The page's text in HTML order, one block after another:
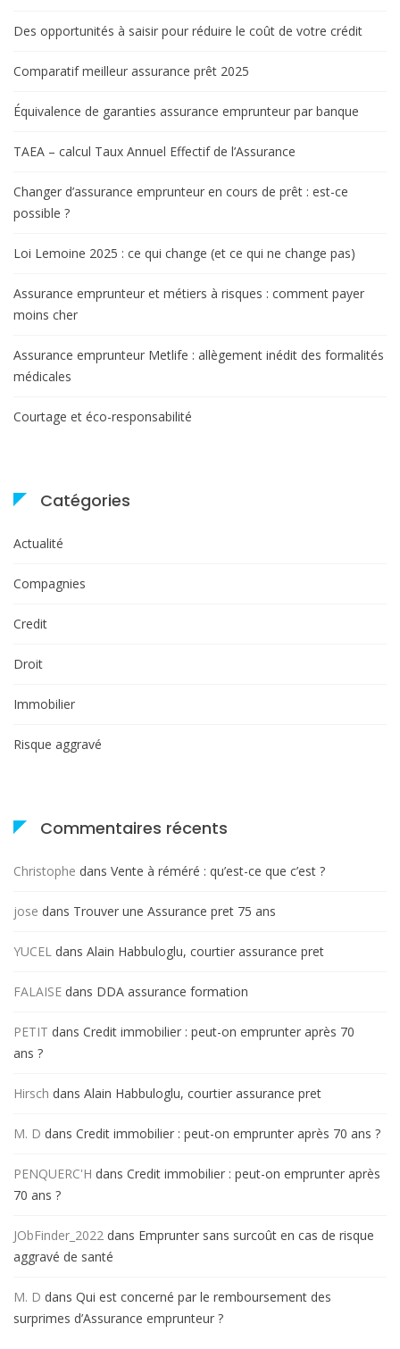
Des opportunités à saisir pour réduire le coût de votre crédit
Comparatif meilleur assurance prêt 2025
Équivalence de garanties assurance emprunteur par banque
TAEA – calcul Taux Annuel Effectif de l’Assurance
Changer d’assurance emprunteur en cours de prêt : est-ce
possible ?
Loi Lemoine 2025 : ce qui change (et ce qui ne change pas)
Assurance emprunteur et métiers à risques : comment payer
moins cher
Assurance emprunteur Metlife : allègement inédit des formalités
médicales
Courtage et éco-responsabilité
Catégories
Actualité
Compagnies
Credit
Droit
Immobilier
Risque aggravé
Commentaires récents
Christophe dans Vente à réméré : qu’est-ce que c’est ?
jose dans Trouver une Assurance pret 75 ans
YUCEL dans Alain Habbuloglu, courtier assurance pret
FALAISE dans DDA assurance formation
PETIT dans Credit immobilier : peut-on emprunter après 70
ans ?
Hirsch dans Alain Habbuloglu, courtier assurance pret
M. D dans Credit immobilier : peut-on emprunter après 70 ans ?
PENQUERC'H dans Credit immobilier : peut-on emprunter après
70 ans ?
JObFinder_2022 dans Emprunter sans surcoût en cas de risque
aggravé de santé
M. D dans Qui est concerné par le remboursement des
surprimes d’Assurance emprunteur ?